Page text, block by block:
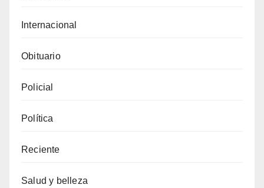
Internacional
Obituario
Policial
Política
Reciente
Salud y belleza